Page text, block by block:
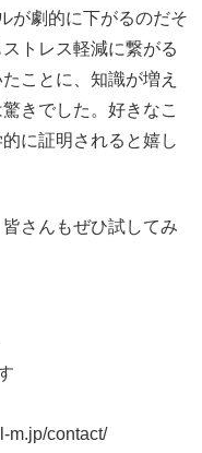
が劇的に下がるのだそ
トレス軽減に繋がる
ことに、知識が増え
きでした。好きなこ
に証明されると嬉し
さんもぜひ試してみ
m.jp/contact/